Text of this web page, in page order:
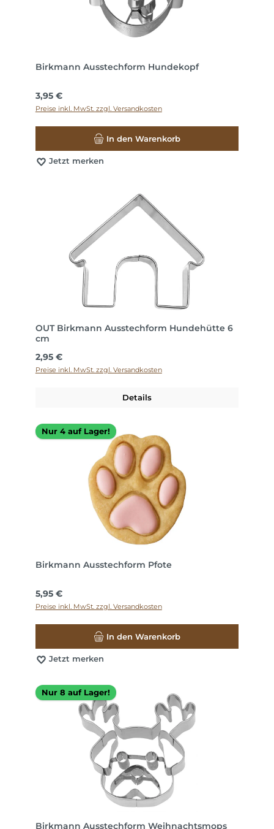
Birkmann Ausstechform Hundekopf
Regulärer Preis:
3,95 €
Preise inkl. MwSt. zzgl. Versandkosten
In den Warenkorb
Jetzt merken
OUT Birkmann Ausstechform Hundehütte 6
cm
Regulärer Preis:
2,95 €
Preise inkl. MwSt. zzgl. Versandkosten
Details
Nur 4 auf Lager!
Birkmann Ausstechform Pfote
Regulärer Preis:
5,95 €
Preise inkl. MwSt. zzgl. Versandkosten
In den Warenkorb
Jetzt merken
Nur 8 auf Lager!
Birkmann Ausstechform Weihnachtsmops